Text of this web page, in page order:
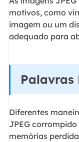
motivos, como
imagem ou um
adequado para
Palavras
Diferentes
JPEG
memórias